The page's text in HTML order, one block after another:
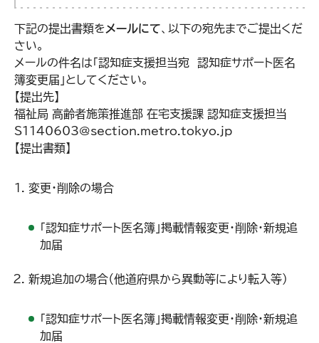
下記の提出書類をメールにて、以下の宛先までご提出くだ
さい。
メールの件名は「認知症支援担当宛 認知症サポート医名
簿変更届」としてください。
【提出先】
福祉局 高齢者施策推進部 在宅支援課 認知症支援担当
S1140603@section.metro.tokyo.jp
【提出書類】
変更・削除の場合
「認知症サポート医名簿」掲載情報変更・削除・新規追
加届
新規追加の場合（他道府県から異動等により転入等）
「認知症サポート医名簿」掲載情報変更・削除・新規追
加届